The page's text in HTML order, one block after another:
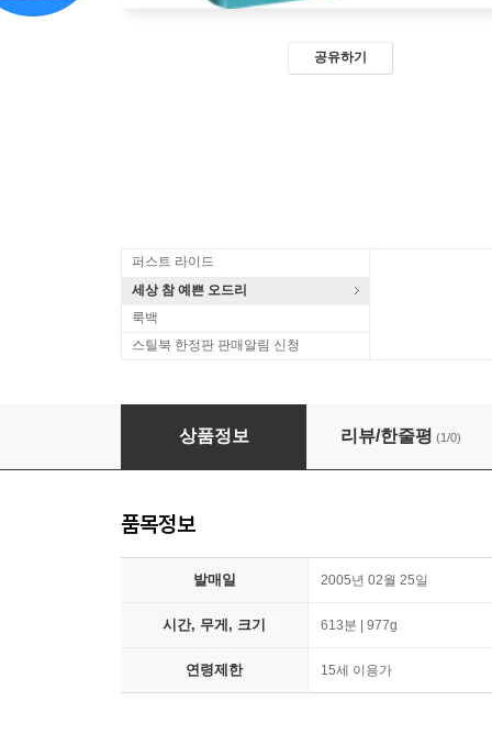
공유하기
퍼스트 라이드
세상 참 예쁜 오드리
룩백
스틸북 한정판 판매알림 신청
로도스도 전기 TV 시리즈 : 영웅기사전 보급판
상품정보 리뷰/한줄평 (1/0)
품목정보
발매일 2005년 02월 25일
시간, 무게, 크기 613분 | 977g
연령제한 15세 이용가